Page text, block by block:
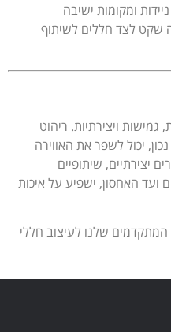
ומקומות ישיבה
שקט לצד חללים לשיתוף
ויצירתיות. ריהוט
יכול לשפר את האווירה
יצירתיים, שיתופיים
ועד האחסון, ישפיע על איכות
שלנו לעיצוב חללי